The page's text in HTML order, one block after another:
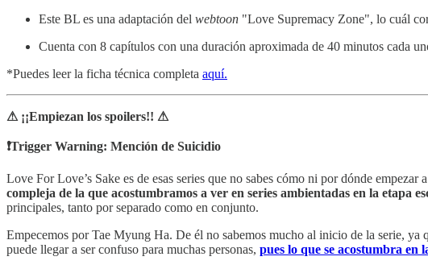
Este BL es una adaptación del webtoon "Love Supremacy Zone", lo cuál
Cuenta con 8 capítulos con una duración aproximada de 40 minutos cada
*Puedes leer la ficha técnica completa aquí.
⚠ ¡¡Empiezan los spoilers!! ⚠
❗Trigger Warning: Mención de Suicidio
Love For Love’s Sake es de esas series que no sabes cómo ni por dónde
compleja de la que acostumbramos a ver en series ambientadas en la etapa
principales, tanto por separado como en conjunto.
Empecemos por Tae Myung Ha. De él no sabemos mucho al inicio de la serie, ya
puede llegar a ser confuso para muchas personas, pues lo que se acostumbra en